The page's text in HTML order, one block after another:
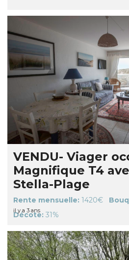
VENDU- Viager
Magnifique T4
Stella-Plage
Rente mensuelle: 1420€
Décote: 31%
il y a 3 ans